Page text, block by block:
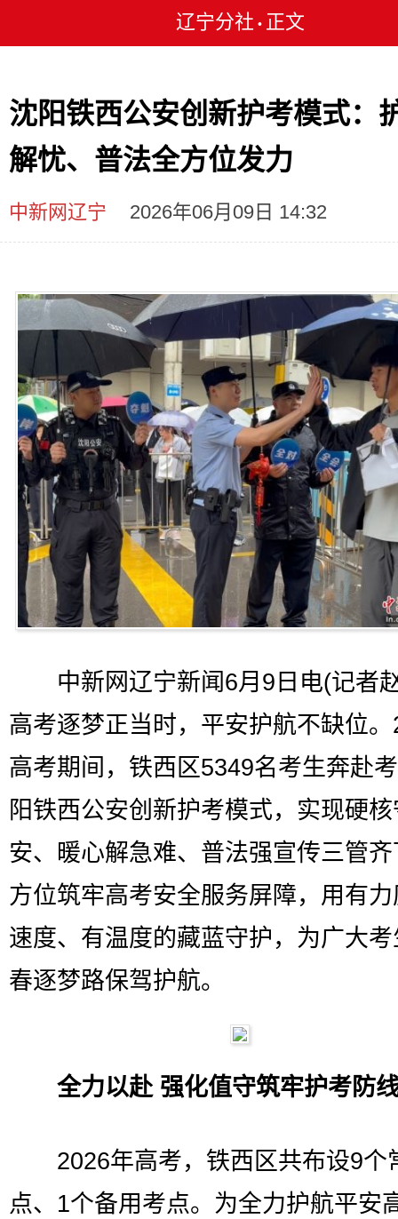
辽宁分社 • 正文
沈阳铁西公安创新护考模式：
解忧、普法全方位发力
中新网辽宁 2026年06月09日 14:32
中新网辽宁新闻6月9日电(记者
高考逐梦正当时，平安护航不缺位
高考期间，铁西区5349名考生奔赴
阳铁西公安创新护考模式，实现硬
安、暖心解急难、普法强宣传三管
方位筑牢高考安全服务屏障，用有
速度、有温度的藏蓝守护，为广大
春逐梦路保驾护航。
全力以赴 强化值守筑牢护考防
2026年高考，铁西区共布设9个
点、1个备用考点。为全力护航平安